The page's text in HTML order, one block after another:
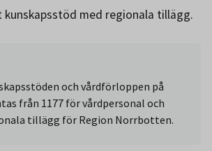
med regionala tillägg.
och vårdförloppen på
från 1177 för vårdpersonal och
tillägg för Region Norrbotten.